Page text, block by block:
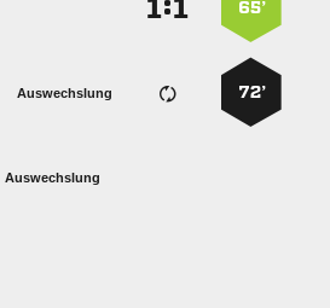
65’
:
72’
Auswechslung
Auswechslung